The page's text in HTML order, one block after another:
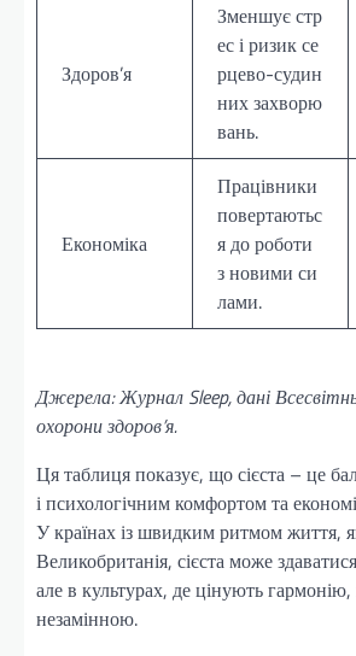
Здоров’я
Зменшує стр
ес і ризик се
рцево-судин
них захворю
вань.
Економіка
Працівники
повертаютьс
я до роботи
з новими си
лами.
Джерела: Журнал Sleep, дані
охорони здоров’я.
Ця таблиця показує, що сієста – це
і психологічним комфортом та
У країнах із швидким ритмом
Великобританія, сієста може
але в культурах, де цінують
незамінною.